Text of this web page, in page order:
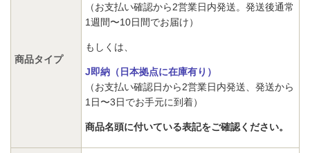
商品タイプ
（お支払い確認から2営業日内発送。発送後通常
1週間〜10日間でお届け）
もしくは、
J即納（日本拠点に在庫有り）
（お支払い確認日から2営業日内発送、発送から
1日〜3日でお手元に到着）
商品名頭に付いている表記をご確認ください。